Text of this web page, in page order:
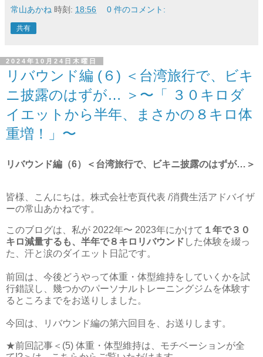
常山あかね 時刻: 18:56 0 件のコメント:
共有
2024年10月24日木曜日
リバウンド編 (６) ＜台湾旅行で、ビキ
ニ披露のはずが… ＞〜「 ３０キロダ
イエットから半年、まさかの８キロ体
重増！」〜
リバウンド編（6）＜台湾旅行で、ビキニ披露のはずが…＞
皆様、こんにちは。株式会社壱頁代表 /消費生活アドバイザ
ーの常山あかねです。
このブログは、私が 2022年〜 2023年にかけて １年で３０
キロ減量するも、半年で８キロリバウンド した体験を綴っ
た、汗と涙のダイエット日記です。
前回は、今後どうやって体重・体型維持をしていくかを試
行錯誤し、幾つかのパーソナルトレーニングジムを体験す
るところまでをお送りしました。
今回は、リバウンド編の第六回目を、お送りします。
★前回記事＜(5) 体重・体型維持は、モチベーションが全